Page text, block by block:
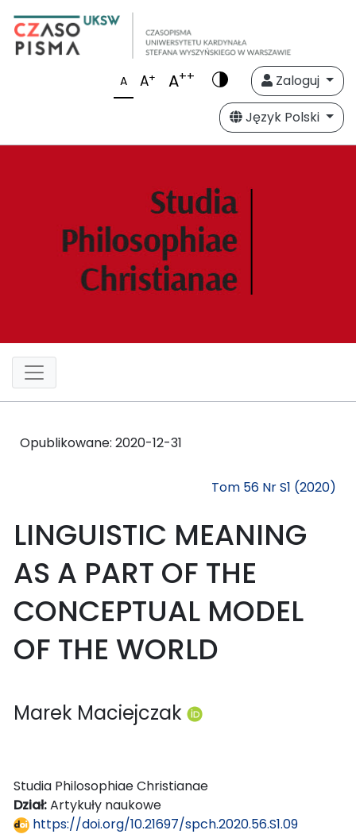
A A+ A++
Zaloguj
Język Polski
Opublikowane: 2020-12-31
Tom 56 Nr S1 (2020)
LINGUISTIC MEANING
AS A PART OF THE
CONCEPTUAL MODEL
OF THE WORLD
Marek Maciejczak
Studia Philosophiae Christianae
Dział:Artykuły naukowe
https://doi.org/10.21697/spch.2020.56.S1.09